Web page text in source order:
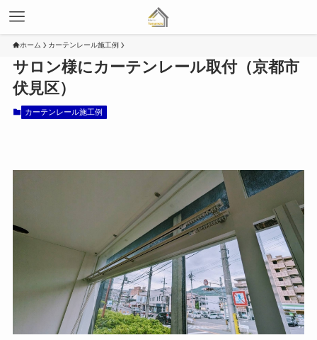
ホーム カーテンレール施工例
サロン様にカーテンレール取付（京都市
伏見区）
カーテンレール施工例